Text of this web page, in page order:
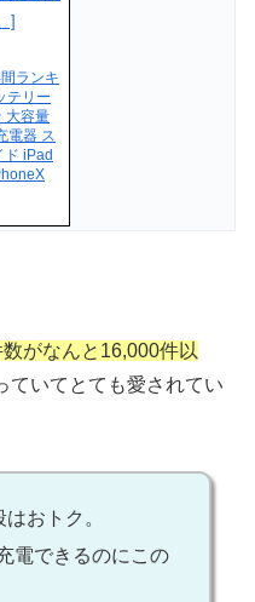
ランキ
テリー
大容量
電器 ス
ド iPad
がなんと16,000件以
ていてとても愛されてい
おトク。
電できるのにこの